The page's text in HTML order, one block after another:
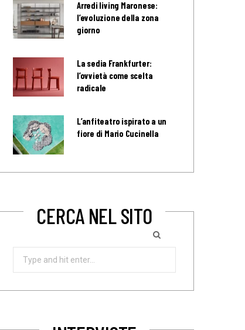
Arredi living Maronese:
l’evoluzione della zona
giorno
La sedia Frankfurter:
l’ovvietà come scelta
radicale
L’anfiteatro ispirato a un
fiore di Mario Cucinella
CERCA NEL SITO
Search